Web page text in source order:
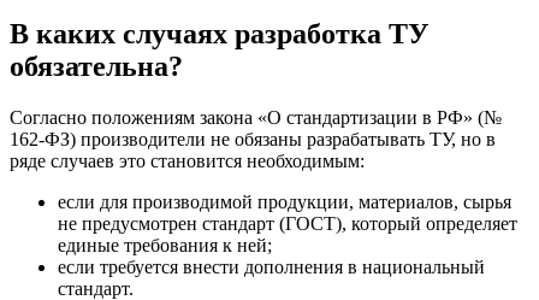
В каких случаях разработка ТУ
обязательна?
Согласно положениям закона «О стандартизации в РФ» (№
162-ФЗ) производители не обязаны разрабатывать ТУ, но в
ряде случаев это становится необходимым:
если для производимой продукции, материалов, сырья
не предусмотрен стандарт (ГОСТ), который определяет
единые требования к ней;
если требуется внести дополнения в национальный
стандарт.